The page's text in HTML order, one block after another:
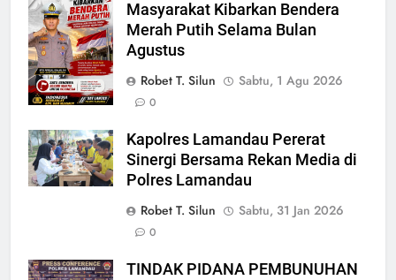
Masyarakat Kibarkan Bendera
Merah Putih Selama Bulan
Agustus
Robet T. Silun
Sabtu, 1 Agu 2026
0
Kapolres Lamandau Pererat
Sinergi Bersama Rekan Media di
Polres Lamandau
Robet T. Silun
Sabtu, 31 Jan 2026
0
TINDAK PIDANA PEMBUNUHAN